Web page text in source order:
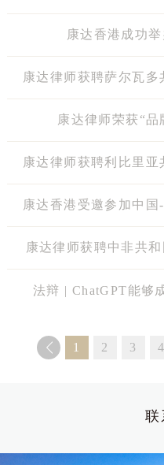
康达香港成功
康达律师获聘萨尔瓦多
康达律师荣获“品
康达律师获聘利比里亚
康达香港受邀参加中
康达律师获聘中非共
法辩 | ChatGPT能够
1 2 3 4
联